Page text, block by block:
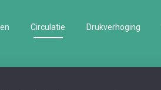
Circulatie Drukverhoging